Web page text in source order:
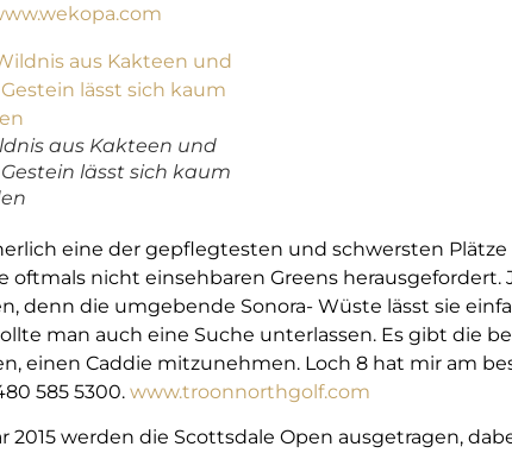
aus Kakteen und
lässt sich kaum
eine der gepflegtesten und schwersten Plätze
oftmals nicht einsehbaren Greens herausgefordert.
denn die umgebende Sonora- Wüste lässt sie
man auch eine Suche unterlassen. Es gibt die
einen Caddie mitzunehmen. Loch 8 hat mir am
585 5300. www.troonnorthgolf.com
2015 werden die Scottsdale Open ausgetragen,